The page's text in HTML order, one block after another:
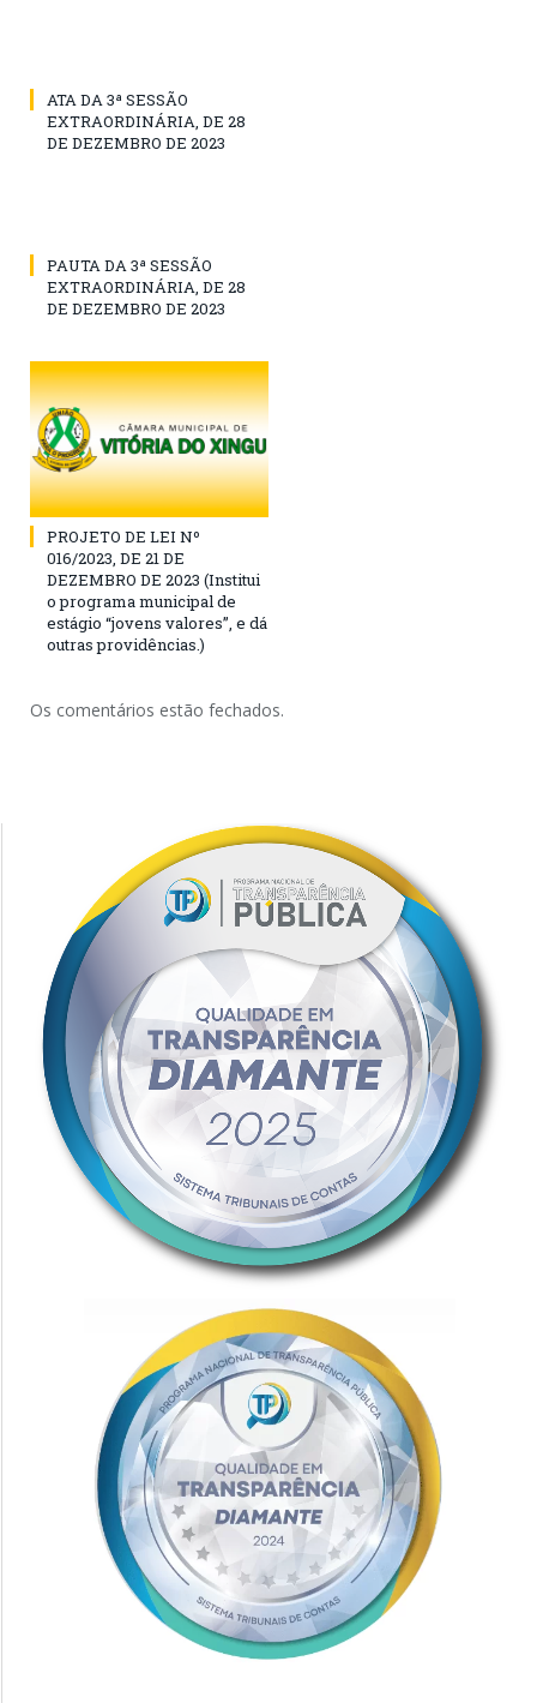
ATA DA 3ª SESSÃO
EXTRAORDINÁRIA, DE 28
DE DEZEMBRO DE 2023
PAUTA DA 3ª SESSÃO
EXTRAORDINÁRIA, DE 28
DE DEZEMBRO DE 2023
PROJETO DE LEI Nº
016/2023, DE 21 DE
DEZEMBRO DE 2023 (Institui
o programa municipal de
estágio “jovens valores”, e dá
outras providências.)
Os comentários estão fechados.